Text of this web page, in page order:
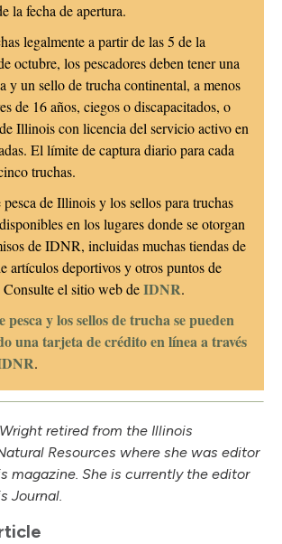
la fecha de apertura.
legalmente a partir de las 5 de la
octubre, los pescadores deben tener una
y un sello de trucha continental, a menos
de 16 años, ciegos o discapacitados, o
Illinois con licencia del servicio activo en
El límite de captura diario para cada
truchas.
de Illinois y los sellos para truchas
en los lugares donde se otorgan
de IDNR, incluidas muchas tiendas de
artículos deportivos y otros puntos de
el sitio web deIDNR.
pesca y los sellos de trucha se pueden
una tarjeta de crédito en línea a través
.
retired from the Illinois
Resources where she was editor
magazine. She is currently the editor
Journal.